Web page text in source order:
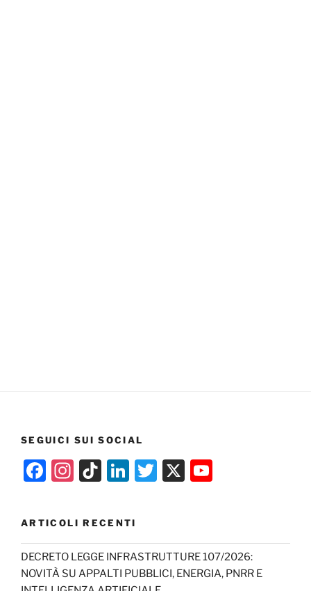
SEGUICI SUI SOCIAL
F
c
e
b
o
In
a
gr
a
m
Ti
T
o
k
Li
k
e
dI
n
T
er
X
T
u
b
ARTICOLI RECENTI
DECRETO LEGGE INFRASTRUTTURE 107/2026:
NOVITÀ SU APPALTI PUBBLICI, ENERGIA, PNRR E